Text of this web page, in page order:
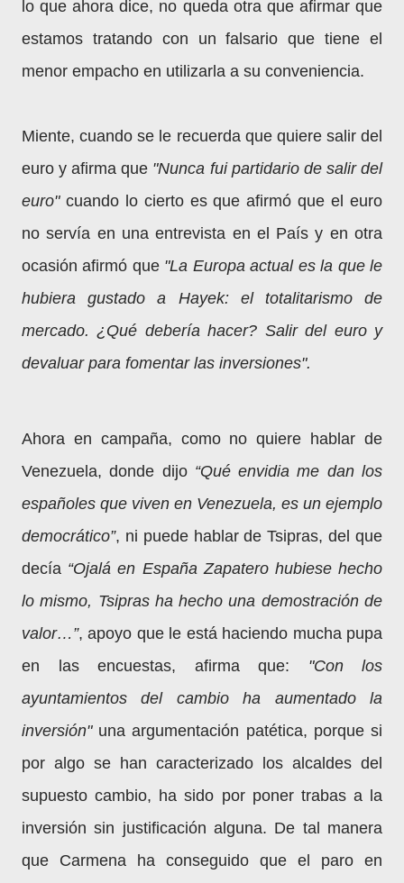
lo que ahora dice, no queda otra que afirmar que
estamos tratando con un falsario que tiene el
menor empacho en utilizarla a su conveniencia.
Miente, cuando se le recuerda que quiere salir del
euro y afirma que "Nunca fui partidario de salir del
euro"cuando lo cierto es que afirmó que el euro
no servía en una entrevista en el País y en otra
ocasión afirmó que "La Europa actual es la que le
hubiera gustado a Hayek: el totalitarismo de
mercado. ¿Qué debería hacer? Salir del euro y
devaluar para fomentar las inversiones".
Ahora en campaña, como no quiere hablar de
Venezuela, donde dijo “Qué envidia me dan los
españoles que viven en Venezuela, es un ejemplo
democrático”, ni puede hablar de Tsipras, del que
decía “Ojalá en España Zapatero hubiese hecho
lo mismo, Tsipras ha hecho una demostración de
valor…”, apoyo que le está haciendo mucha pupa
en las encuestas, afirma que: "Con los
ayuntamientos del cambio ha aumentado la
inversión"una argumentación patética, porque si
por algo se han caracterizado los alcaldes del
supuesto cambio, ha sido por poner trabas a la
inversión sin justificación alguna. De tal manera
que Carmena ha conseguido que el paro en